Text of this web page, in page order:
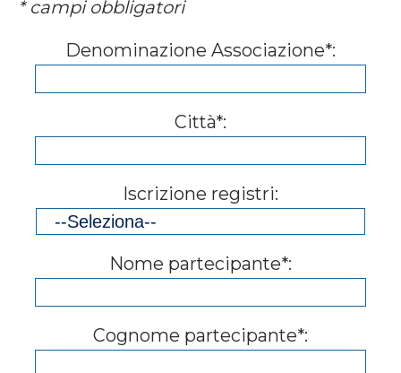
* campi obbligatori
Denominazione Associazione*:
Città*:
Iscrizione registri:
Nome partecipante*:
Cognome partecipante*: